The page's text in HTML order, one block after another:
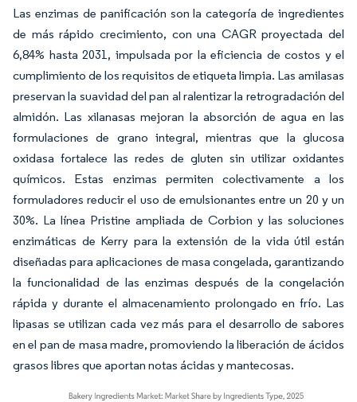
Las enzimas de panificación son la categoría de ingredientes
de más rápido crecimiento, con una CAGR proyectada del
6,84% hasta 2031, impulsada por la eficiencia de costos y el
cumplimiento de los requisitos de etiqueta limpia. Las amilasas
preservan la suavidad del pan al ralentizar la retrogradación del
almidón. Las xilanasas mejoran la absorción de agua en las
formulaciones de grano integral, mientras que la glucosa
oxidasa fortalece las redes de gluten sin utilizar oxidantes
químicos. Estas enzimas permiten colectivamente a los
formuladores reducir el uso de emulsionantes entre un 20 y un
30%. La línea Pristine ampliada de Corbion y las soluciones
enzimáticas de Kerry para la extensión de la vida útil están
diseñadas para aplicaciones de masa congelada, garantizando
la funcionalidad de las enzimas después de la congelación
rápida y durante el almacenamiento prolongado en frío. Las
lipasas se utilizan cada vez más para el desarrollo de sabores
en el pan de masa madre, promoviendo la liberación de ácidos
grasos libres que aportan notas ácidas y mantecosas.